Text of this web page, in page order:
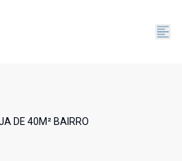
DE 40M² BAIRRO